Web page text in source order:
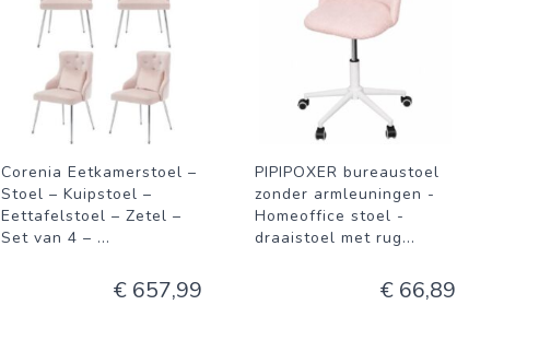
Corenia Eetkamerstoel –
Stoel – Kuipstoel –
Eettafelstoel – Zetel –
Set van 4 – ...
€ 657,99
PIPIPOXER bureaustoel
zonder armleuningen -
Homeoffice stoel -
draaistoel met rug...
€ 66,89